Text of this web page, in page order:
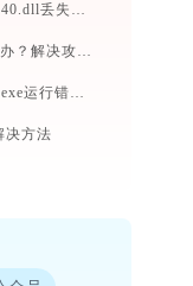
上古卷轴5：如何解决msvcp140.dll丢失问题
计算机丢失steam_api.dll怎么办？解决攻略
税控发票开票 MainExecuteS.exe运行错误提示0xc000000d的解决办法
决方法